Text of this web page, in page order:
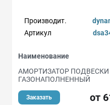
Производит.
Артикул
Наименование
АМОРТИЗАТОР ПОДВЕСКИ
ГАЗОНАПОЛНЕННЫЙ
Заказать от